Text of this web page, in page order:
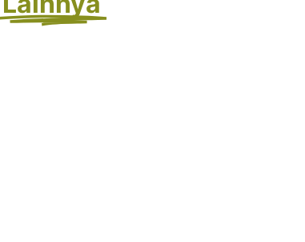
Sosial